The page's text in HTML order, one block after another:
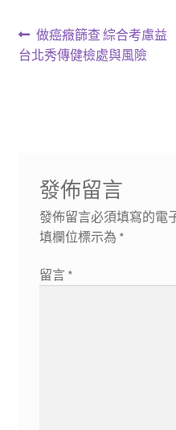
文
章
上
一
做癌癥篩查 綜合考慮益
台北秀傳健檢處與風險
發佈留言
發佈留言必須填寫的電
填欄位標示為 *
留言 *